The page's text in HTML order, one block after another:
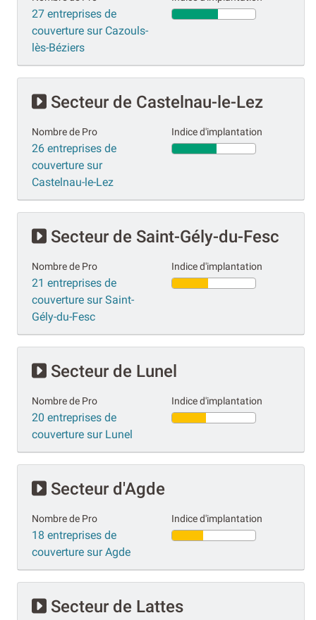
27 entreprises de
couverture sur Cazouls-
lès-Béziers
Secteur de Castelnau-le-Lez
Nombre de Pro
26 entreprises de
couverture sur
Castelnau-le-Lez
Indice d'implantation
Secteur de Saint-Gély-du-Fesc
Nombre de Pro
21 entreprises de
couverture sur Saint-
Gély-du-Fesc
Indice d'implantation
Secteur de Lunel
Nombre de Pro
20 entreprises de
couverture sur Lunel
Indice d'implantation
Secteur d'Agde
Nombre de Pro
18 entreprises de
couverture sur Agde
Indice d'implantation
Secteur de Lattes